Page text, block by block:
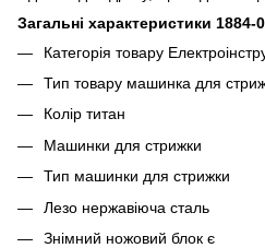
Загальні характеристики 1884-
Категорія товару
Тип товару машинка для
Колір титан
Машинки для стрижки
Тип машинки для стрижки
Лезо нержавіюча сталь
Знімний ножовий блок є